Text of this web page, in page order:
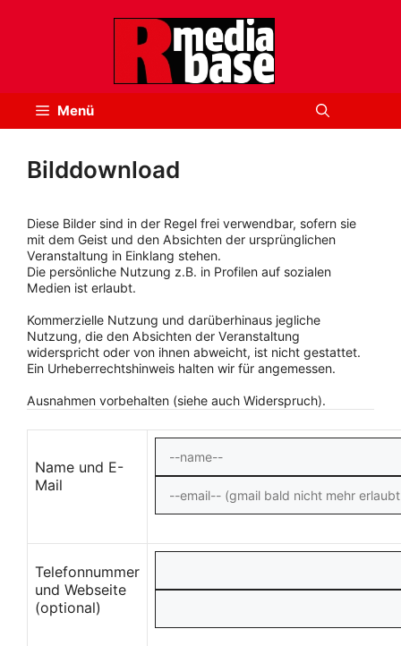
Menü
Bilddownload
Diese Bilder sind in der Regel frei verwendbar, sofern sie
mit dem Geist und den Absichten der ursprünglichen
Veranstaltung in Einklang stehen.
Die persönliche Nutzung z.B. in Profilen auf sozialen
Medien ist erlaubt.
Kommerzielle Nutzung und darüberhinaus jegliche
Nutzung, die den Absichten der Veranstaltung
widerspricht oder von ihnen abweicht, ist nicht gestattet.
Ein Urheberrechtshinweis halten wir für angemessen.
Ausnahmen vorbehalten (siehe auch Widerspruch).
Name und E-
Mail
Telefonnummer
und Webseite
(optional)